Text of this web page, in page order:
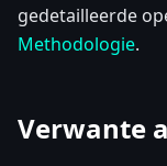
gedetailleerde
Methodologie.
Verwante